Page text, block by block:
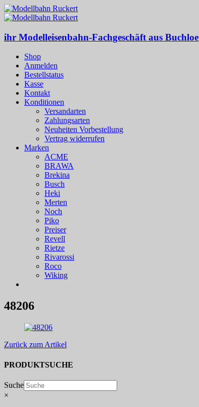
ihr Modelleisenbahn-Fachgeschäft aus Buchloe
Shop
Anmelden
Bestellstatus
Kasse
Kontakt
Konditionen
Versandarten
Zahlungsarten
Neuheiten Vorbestellung
Vertrag widerrufen
Marken
ACME
BRAWA
Brekina
Busch
Heki
Merten
Noch
Piko
Preiser
Revell
Rietze
Rivarossi
Roco
Wiking
48206
Zurück zum Artikel
PRODUKTSUCHE
Suche
×